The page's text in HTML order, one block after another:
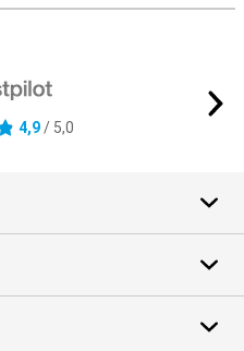
4,9/ 5,0